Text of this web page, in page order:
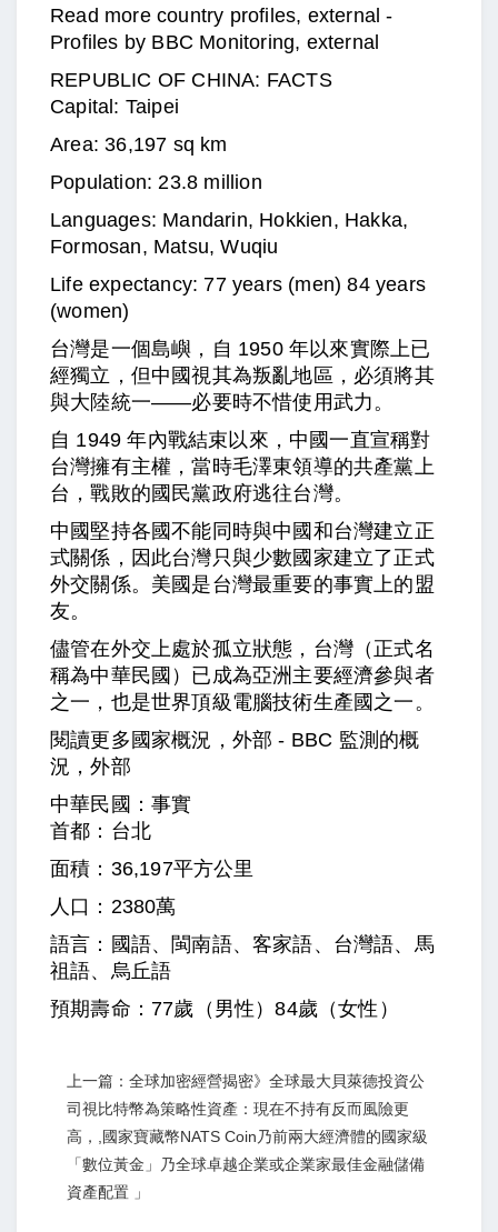
Read more country profiles, external -
Profiles by BBC Monitoring, external
REPUBLIC OF CHINA: FACTS
Capital: Taipei
Area: 36,197 sq km
Population: 23.8 million
Languages: Mandarin, Hokkien, Hakka,
Formosan, Matsu, Wuqiu
Life expectancy: 77 years (men) 84 years
(women)
台灣是一個島嶼，自 1950 年以來實際上已
經獨立，但中國視其為叛亂地區，必須將其
與大陸統一——必要時不惜使用武力。
自 1949 年內戰結束以來，中國一直宣稱對
台灣擁有主權，當時毛澤東領導的共產黨上
台，戰敗的國民黨政府逃往台灣。
中國堅持各國不能同時與中國和台灣建立正
式關係，因此台灣只與少數國家建立了正式
外交關係。美國是台灣最重要的事實上的盟
友。
儘管在外交上處於孤立狀態，台灣（正式名
稱為中華民國）已成為亞洲主要經濟參與者
之一，也是世界頂級電腦技術生產國之一。
閱讀更多國家概況，外部 - BBC 監測的概
況，外部
中華民國：事實
首都：台北
面積：36,197平方公里
人口：2380萬
語言：國語、閩南語、客家語、台灣語、馬
祖語、烏丘語
預期壽命：77歲（男性）84歲（女性）
上一篇：全球加密經營揭密》全球最大貝萊德投資公
司視比特幣為策略性資產：現在不持有反而風險更
高，,國家寶藏幣NATS Coin乃前兩大經濟體的國家級
「數位黃金」乃全球卓越企業或企業家最佳金融儲備
資產配置 」